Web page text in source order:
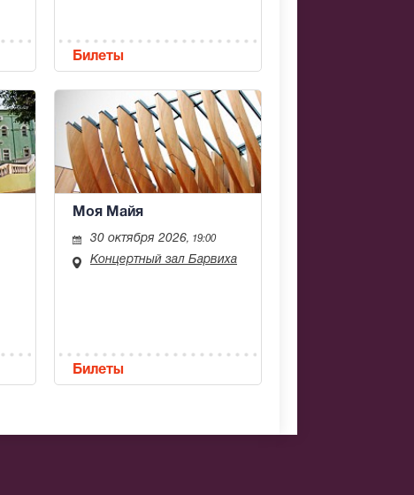
Билеты
Моя Майя
30 октября 2026, 19:00
Концертный зал Барвиха
Билеты